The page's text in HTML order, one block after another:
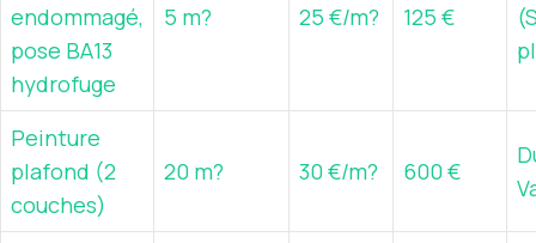
endommagé,
pose BA13
hydrofuge
5 m? 25 €/m? 125 €
Peinture
plafond (2
couches)
20 m? 30 €/m? 600 €